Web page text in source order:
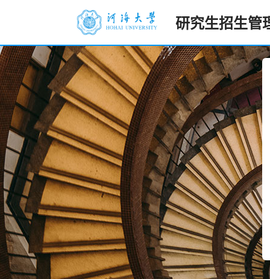
研究生招生管